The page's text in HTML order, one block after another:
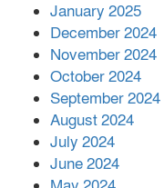
January 2025
December 2024
November 2024
October 2024
September 2024
August 2024
July 2024
June 2024